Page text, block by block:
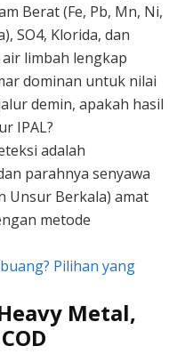
Berat (Fe, Pb, Mn, Ni,
SO4, Klorida, dan
air limbah lengkap
dominan untuk nilai
demin, apakah hasil
IPAL?
adalah
parahnya senyawa
Unsur Berkala) amat
metode
Pilihan yang
Metal,